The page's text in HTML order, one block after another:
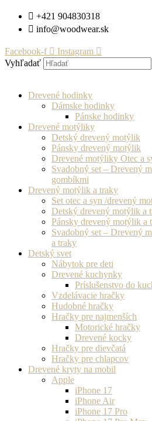
Preskočiť+421 904830318
info@woodwear.sk
Facebook-f
Instagram
Vyhľadať
Drevené hodinky
Dámske hodinky
Pánske hodinky
Drevené motýliky
Detský drevený motýlik
Pánsky drevený motýlik
Drevené motýliky Otec a
Svadobný set – Drevený
gombíkmi
Drevený motýlik a traky
Set otec a syn /drevený
Detský drevený motýlik a
Pánsky drevený motýlik a
Svadobný set – Drevený
a traky
Detský svet
Nábytok pre deti
Drevené kuchynky
Príslušenstvo do
Vzdelávacie hračky
Hudobné hračky
Hračky pre najmenších
Motorické hračky
Drevené kocky
Hračky pre dievčatá
Hračky pre chlapcov
Drevené kryty na mobil
Apple
iPhone 17
iPhone Air
iPhone 17 Pro